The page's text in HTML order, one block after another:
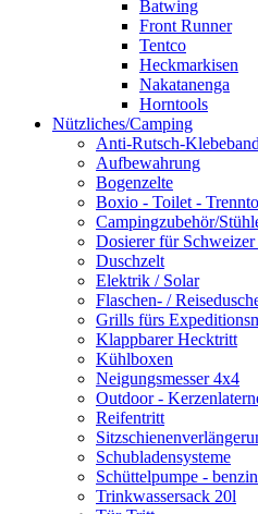
Batwing
Front Runner
Tentco
Heckmarkisen
Nakatanenga
Horntools
Nützliches/Camping
Anti-Rutsch-Klebeband
Aufbewahrung
Bogenzelte
Boxio - Toilet -
Campingzubehör/
Dosierer für Schweizer
Duschzelt
Elektrik / Solar
Flaschen- /
Grills fürs
Klappbarer Hecktritt
Kühlboxen
Neigungsmesser 4x4
Outdoor -
Reifentritt
Schubladensysteme
Schüttelpumpe -
Trinkwassersack 20l